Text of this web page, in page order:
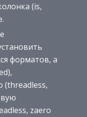
(is,
форматов, а
(threadless,
zaero